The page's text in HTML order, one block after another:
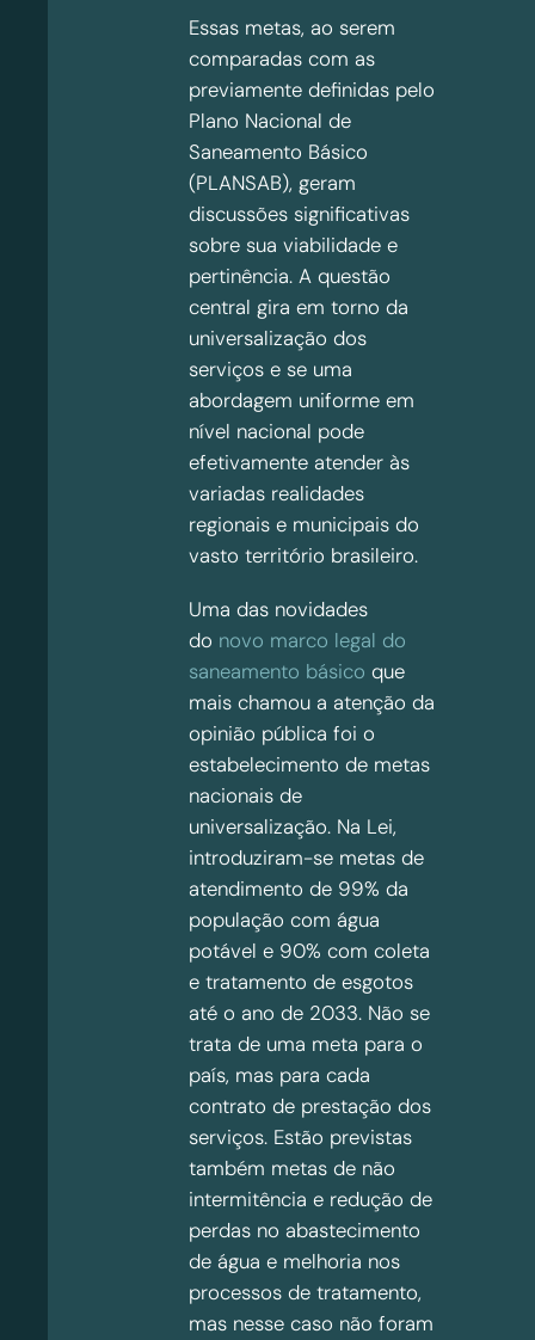
Essas metas, ao serem
comparadas com as
previamente definidas pelo
Plano Nacional de
Saneamento Básico
(PLANSAB), geram
discussões significativas
sobre sua viabilidade e
pertinência. A questão
central gira em torno da
universalização dos
serviços e se uma
abordagem uniforme em
nível nacional pode
efetivamente atender às
variadas realidades
regionais e municipais do
vasto território brasileiro.
Uma das novidades
do novo marco legal do
saneamento básico que
mais chamou a atenção da
opinião pública foi o
estabelecimento de metas
nacionais de
universalização. Na Lei,
introduziram-se metas de
atendimento de 99% da
população com água
potável e 90% com coleta
e tratamento de esgotos
até o ano de 2033. Não se
trata de uma meta para o
país, mas para cada
contrato de prestação dos
serviços. Estão previstas
também metas de não
intermitência e redução de
perdas no abastecimento
de água e melhoria nos
processos de tratamento,
mas nesse caso não foram